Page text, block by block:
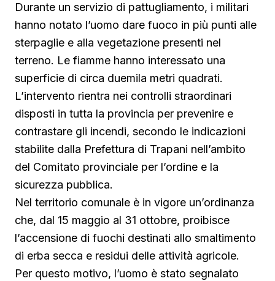
Durante un servizio di pattugliamento, i militari
hanno notato l’uomo dare fuoco in più punti alle
sterpaglie e alla vegetazione presenti nel
terreno. Le fiamme hanno interessato una
superficie di circa duemila metri quadrati.
L’intervento rientra nei controlli straordinari
disposti in tutta la provincia per prevenire e
contrastare gli incendi, secondo le indicazioni
stabilite dalla Prefettura di Trapani nell’ambito
del Comitato provinciale per l’ordine e la
sicurezza pubblica.
Nel territorio comunale è in vigore un’ordinanza
che, dal 15 maggio al 31 ottobre, proibisce
l’accensione di fuochi destinati allo smaltimento
di erba secca e residui delle attività agricole.
Per questo motivo, l’uomo è stato segnalato